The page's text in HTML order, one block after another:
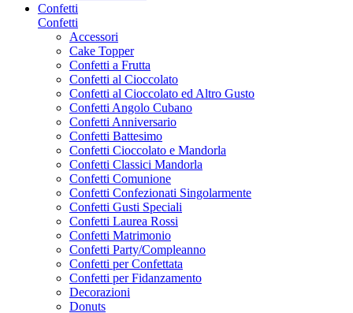
Confetti
Confetti
Accessori
Cake Topper
Confetti a Frutta
Confetti al Cioccolato
Confetti al Cioccolato ed Altro Gusto
Confetti Angolo Cubano
Confetti Anniversario
Confetti Battesimo
Confetti Cioccolato e Mandorla
Confetti Classici Mandorla
Confetti Comunione
Confetti Confezionati Singolarmente
Confetti Gusti Speciali
Confetti Laurea Rossi
Confetti Matrimonio
Confetti Party/Compleanno
Confetti per Confettata
Confetti per Fidanzamento
Decorazioni
Donuts